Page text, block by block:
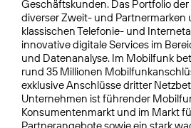
Geschäftskunden. Das Portfolio der
diverser Zweit- und Partnermarken
klassischen Telefonie- und
innovative digitale Services im
und Datenanalyse. Im Mobilfunk
rund 35 Millionen
exklusive Anschlüsse dritter
Unternehmen ist führender
Konsumentenmarkt und im Markt
Partnerangebote sowie ein stark